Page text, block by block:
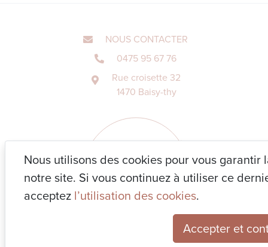
NOUS CONTACTER
0475 95 67 76
Rue croisette 32
1470 Baisy-thy
Nous utilisons des cookies pour vous
notre site. Si vous continuez à utiliser ce
acceptez l’utilisation des cookies.
Accepter et